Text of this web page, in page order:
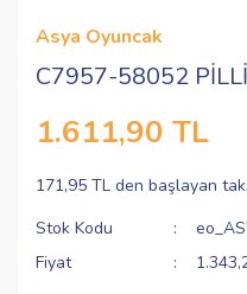
Asya Oyuncak
C7957-58052
1.611,90 TL
171,95 TL den başlayan
Stok Kodu
Fiyat